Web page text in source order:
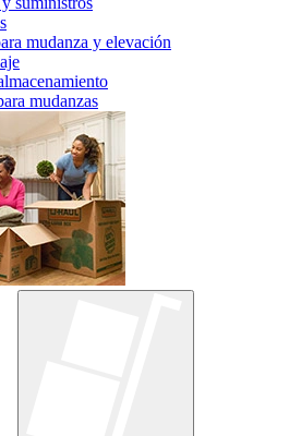
mudanza y elevación
mudanzas